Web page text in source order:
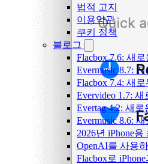
법적 고지
이용약관
쿠키 정책
블로그
Flacbox 7.6: 새
Evermusic 8.7:
Flacbox 7.4: 새
Evervideo 1.7:
Evertag 4.2: 새
Evermusic 8.6:
2026년 iPhone
OpenAI를 사용
Flacbox로